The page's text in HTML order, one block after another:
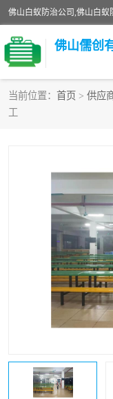
当前位置： 首页 > 供应
工
校园消杀
害虫防治